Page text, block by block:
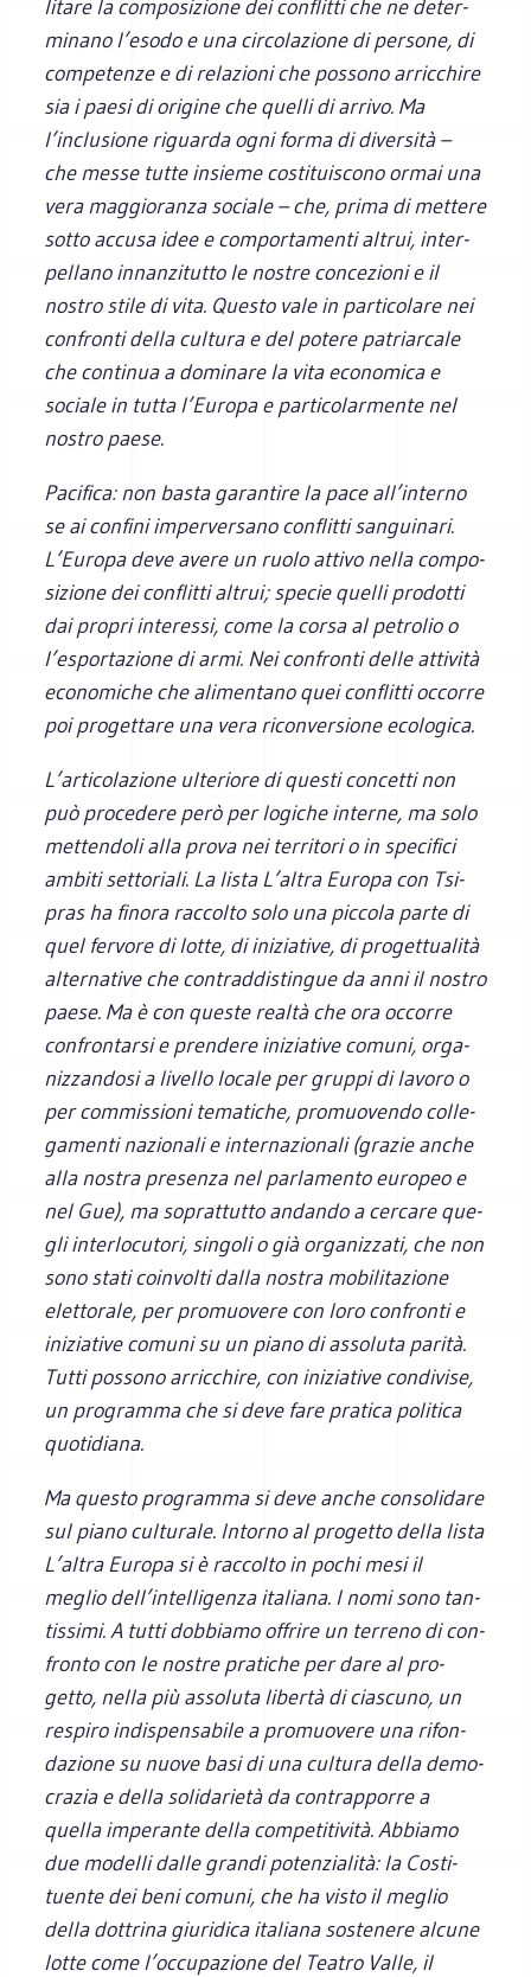
li­tare la com­po­si­zione dei con­flitti che ne deter­
mi­nano l’esodo e una cir­co­la­zione di per­sone, di
com­pe­tenze e di rela­zioni che pos­sono arric­chire
sia i paesi di ori­gine che quelli di arrivo. Ma
l’inclusione riguarda ogni forma di diver­sità –
che messe tutte insieme costi­tui­scono ormai una
vera mag­gio­ranza sociale – che, prima di met­tere
sotto accusa idee e com­por­ta­menti altrui, inter­
pel­lano innan­zi­tutto le nostre con­ce­zioni e il
nostro stile di vita. Que­sto vale in par­ti­co­lare nei
con­fronti della cul­tura e del potere patriar­cale
che con­ti­nua a domi­nare la vita eco­no­mica e
sociale in tutta l’Europa e par­ti­co­lar­mente nel
nostro paese.
Paci­fica: non basta garan­tire la pace all’interno
se ai con­fini imper­ver­sano con­flitti san­gui­nari.
L’Europa deve avere un ruolo attivo nella com­po­
si­zione dei con­flitti altrui; spe­cie quelli pro­dotti
dai pro­pri inte­ressi, come la corsa al petro­lio o
l’esportazione di armi. Nei con­fronti delle atti­vità
eco­no­mi­che che ali­men­tano quei con­flitti occorre
poi pro­get­tare una vera ricon­ver­sione ecologica.
L’articolazione ulte­riore di que­sti con­cetti non
può pro­ce­dere però per logi­che interne, ma solo
met­ten­doli alla prova nei ter­ri­tori o in spe­ci­fici
ambiti set­to­riali. La lista L’altra Europa con Tsi­
pras ha finora rac­colto solo una pic­cola parte di
quel fer­vore di lotte, di ini­zia­tive, di pro­get­tua­lità
alter­na­tive che con­trad­di­stin­gue da anni il nostro
paese. Ma è con que­ste realtà che ora occorre
con­fron­tarsi e pren­dere ini­zia­tive comuni, orga­
niz­zan­dosi a livello locale per gruppi di lavoro o
per com­mis­sioni tema­ti­che, pro­muo­vendo col­le­
ga­menti nazio­nali e inter­na­zio­nali (gra­zie anche
alla nostra pre­senza nel par­la­mento euro­peo e
nel Gue), ma soprat­tutto andando a cer­care que­
gli inter­lo­cu­tori, sin­goli o già orga­niz­zati, che non
sono stati coin­volti dalla nostra mobi­li­ta­zione
elet­to­rale, per pro­muo­vere con loro con­fronti e
ini­zia­tive comuni su un piano di asso­luta parità.
Tutti pos­sono arric­chire, con ini­zia­tive con­di­vise,
un pro­gramma che si deve fare pra­tica poli­tica
quotidiana.
Ma que­sto pro­gramma si deve anche con­so­li­dare
sul piano cul­tu­rale. Intorno al pro­getto della lista
L’altra Europa si è rac­colto in pochi mesi il
meglio dell’intelligenza ita­liana. I nomi sono tan­
tis­simi. A tutti dob­biamo offrire un ter­reno di con­
fronto con le nostre pra­ti­che per dare al pro­
getto, nella più asso­luta libertà di cia­scuno, un
respiro indi­spen­sa­bile a pro­muo­vere una rifon­
da­zione su nuove basi di una cul­tura della demo­
cra­zia e della soli­da­rietà da con­trap­porre a
quella impe­rante della com­pe­ti­ti­vità. Abbiamo
due modelli dalle grandi poten­zia­lità: la Costi­
tuente dei beni comuni, che ha visto il meglio
della dot­trina giu­ri­dica ita­liana soste­nere alcune
lotte come l’occupazione del Tea­tro Valle, il